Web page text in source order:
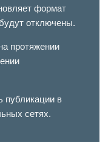
формат
отключены.
протяжении
публикации в
сетях.